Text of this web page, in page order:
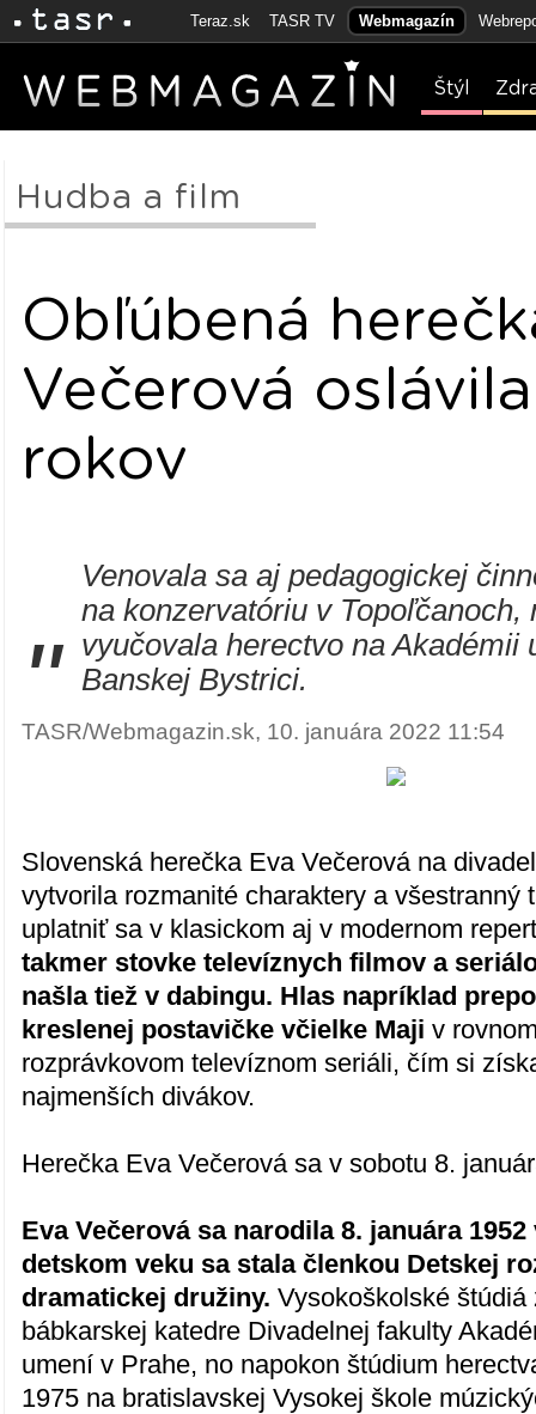
Teraz.sk TASR TV Webmagazín
Štýl
Hudba a film
Obľúbená
Večerová
rokov
"
Venovala sa aj pedagogickej
na konzervatóriu v Topoľčanoch,
vyučovala herectvo na Akadémii
Banskej Bystrici.
TASR/Webmagazin.sk, 10. januára 2022 11:54
Slovenská herečka Eva Večerová na
vytvorila rozmanité charaktery a všestranný
uplatniť sa v klasickom aj v modernom
takmer stovke televíznych filmov a
našla tiež v dabingu. Hlas napríklad
kreslenej postavičke včielke Maji v
rozprávkovom televíznom seriáli, čím si
najmenších divákov.
Herečka Eva Večerová sa v sobotu 8.
Eva Večerová sa narodila 8. januára
detskom veku sa stala členkou Detskej
dramatickej družiny.Vysokoškolské štúdiá
bábkarskej katedre Divadelnej fakulty
umení v Prahe, no napokon štúdium
1975 na bratislavskej Vysokej škole